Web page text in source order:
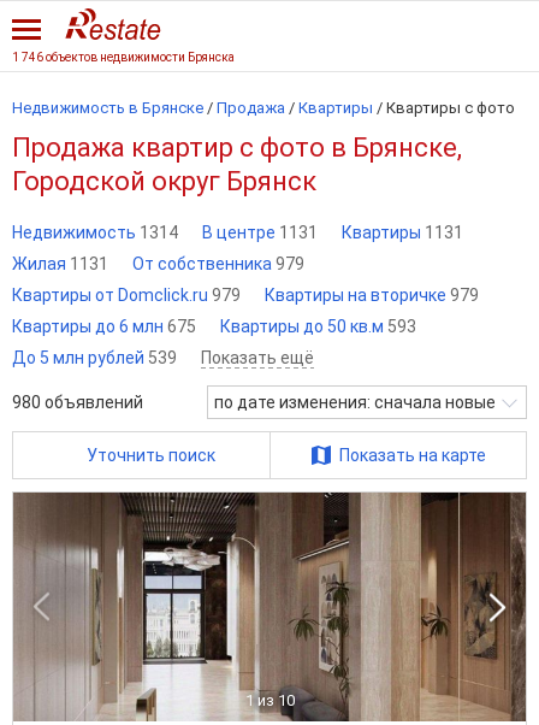
1 746 объектов недвижимости Брянска
Недвижимость в Брянске / Продажа / Квартиры / Квартиры с фото
Продажа квартир с фото в Брянске,
Городской округ Брянск
Недвижимость 1314 В центре 1131 Квартиры 1131
Жилая 1131 От собственника 979
Квартиры от Domclick.ru 979 Квартиры на вторичке 979
Квартиры до 6 млн 675 Квартиры до 50 кв.м 593
До 5 млн рублей 539 Показать ещё
980 объявлений по дате изменения: сначала новые
Уточнить поиск Показать на карте
1 из 10